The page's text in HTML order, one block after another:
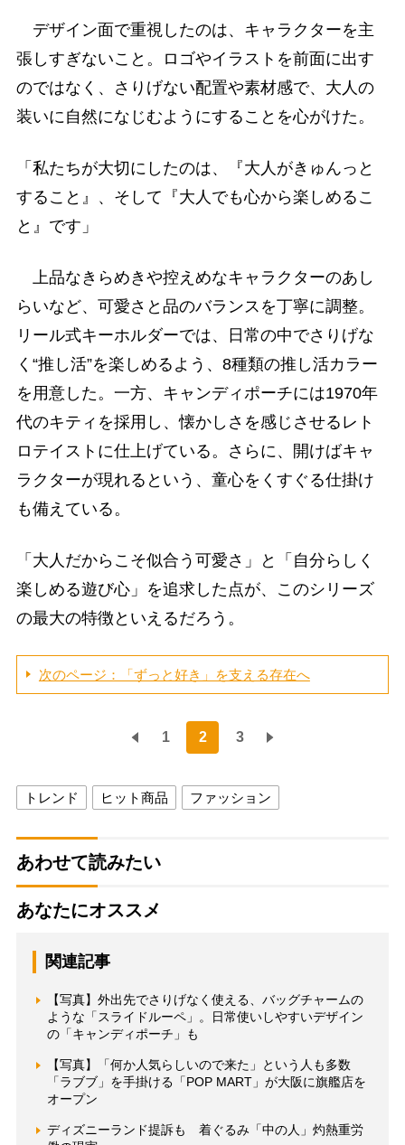
デザイン面で重視したのは、キャラクターを主
張しすぎないこと。ロゴやイラストを前面に出す
のではなく、さりげない配置や素材感で、大人の
装いに自然になじむようにすることを心がけた。
「私たちが大切にしたのは、『大人がきゅんっと
すること』、そして『大人でも心から楽しめるこ
と』です」
上品なきらめきや控えめなキャラクターのあし
らいなど、可愛さと品のバランスを丁寧に調整。
リール式キーホルダーでは、日常の中でさりげな
く“推し活”を楽しめるよう、8種類の推し活カラー
を用意した。一方、キャンディポーチには1970年
代のキティを採用し、懐かしさを感じさせるレト
ロテイストに仕上げている。さらに、開けばキャ
ラクターが現れるという、童心をくすぐる仕掛け
も備えている。
「大人だからこそ似合う可愛さ」と「自分らしく
楽しめる遊び心」を追求した点が、このシリーズ
の最大の特徴といえるだろう。
次のページ：「ずっと好き」を支える存在へ
1 2 3
トレンド ヒット商品 ファッション
あわせて読みたい
あなたにオススメ
関連記事
【写真】外出先でさりげなく使える、バッグチャームの
ような「スライドルーペ」。日常使いしやすいデザイン
の「キャンディポーチ」も
【写真】「何か人気らしいので来た」という人も多数
「ラブブ」を手掛ける「POP MART」が大阪に旗艦店を
オープン
ディズニーランド提訴も 着ぐるみ「中の人」灼熱重労